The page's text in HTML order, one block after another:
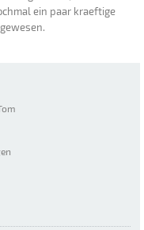
ein paar kraeftige